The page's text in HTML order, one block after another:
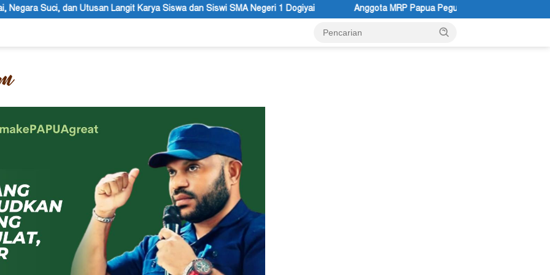
Karya Siswa dan Siswi SMA Negeri 1 Dogiyai Anggota MRP Papua Pegunungan dan Forum Warga Papua Adukan Gubernur